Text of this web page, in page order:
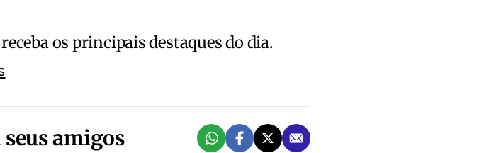
os principais destaques do dia.
amigos